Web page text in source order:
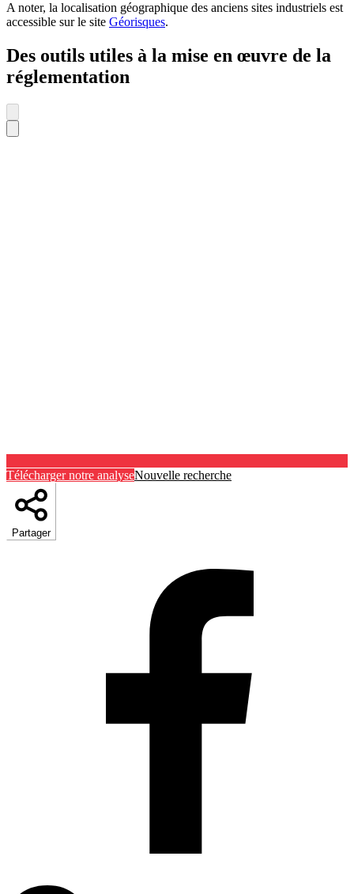
A noter, la localisation géographique des anciens sites industriels est
accessible sur le site Géorisques.
Des outils utiles à la mise en œuvre de la
réglementation
Télécharger notre analyseNouvelle recherche
Partager